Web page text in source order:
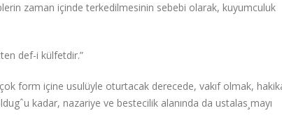
zaman içinde terkedilmesinin sebebi olarak, kuyumculuk
def-i külfetdir.”
form içine usulüyle oturtacak derecede, vakıf olmak,
kadar, nazariye ve bestecilik alanında da ustalas¸mayı